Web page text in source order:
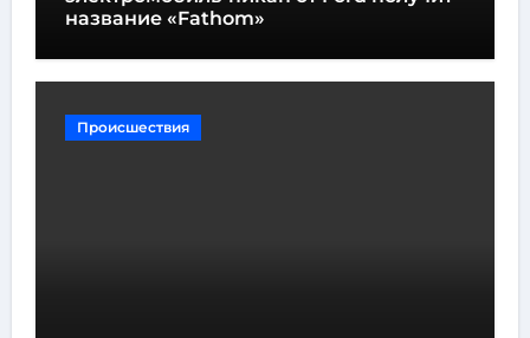
название «Fathom»
Происшествия